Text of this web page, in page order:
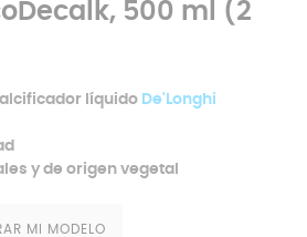
500 ml (2
líquido De'Longhi
y de origen vegetal
MI MODELO